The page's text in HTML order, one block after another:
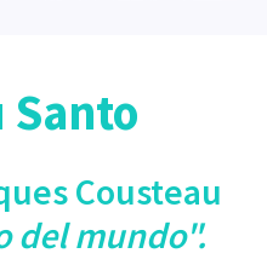
Cousteau
del mundo".